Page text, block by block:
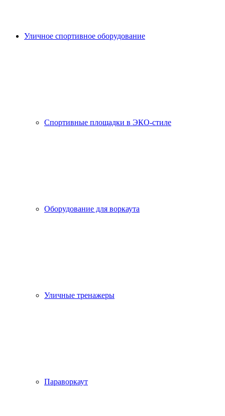
Уличное спортивное оборудование
Спортивные площадки в ЭКО-стиле
Оборудование для воркаута
Уличные тренажеры
Параворкаут